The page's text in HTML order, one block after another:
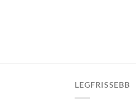
LEGFRISSEBB